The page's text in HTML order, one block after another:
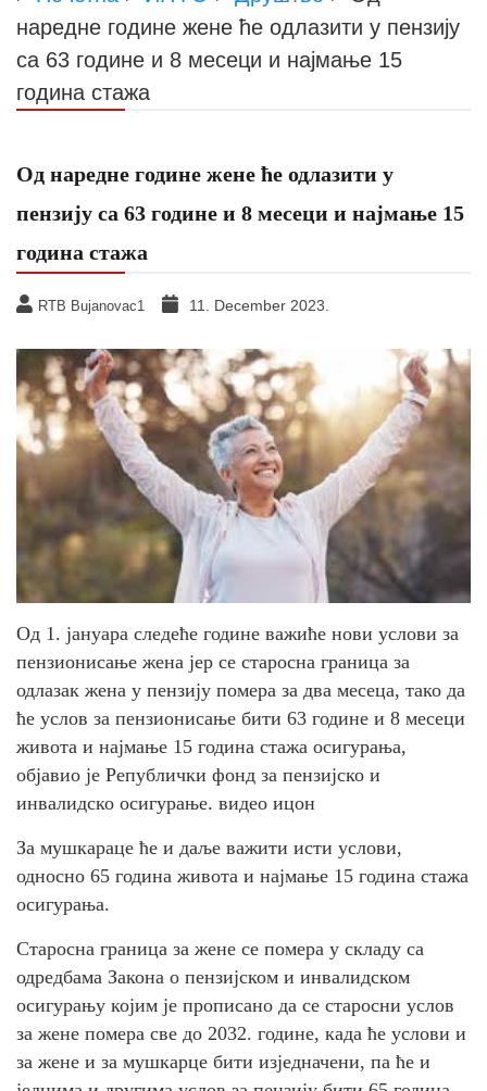
наредне године жене ће одлазити у пензију
са 63 године и 8 месеци и најмање 15
година стажа
Од наредне године жене ће одлазити у
пензију са 63 године и 8 месеци и најмање 15
година стажа
RTB Bujanovac1 11. December 2023.
Од 1. јануара следеће године важиће нови услови за
пензионисање жена јер се старосна граница за
одлазак жена у пензију помера за два месеца, тако да
ће услов за пензионисање бити 63 године и 8 месеци
живота и најмање 15 година стажа осигурања,
објавио је Републички фонд за пензијско и
инвалидско осигурање. видео ицон
За мушкараце ће и даље важити исти услови,
односно 65 година живота и најмање 15 година стажа
осигурања.
Старосна граница за жене се помера у складу са
одредбама Закона о пензијском и инвалидском
осигурању којим је прописано да се старосни услов
за жене помера све до 2032. године, када ће услови и
за жене и за мушкарце бити изједначени, па ће и